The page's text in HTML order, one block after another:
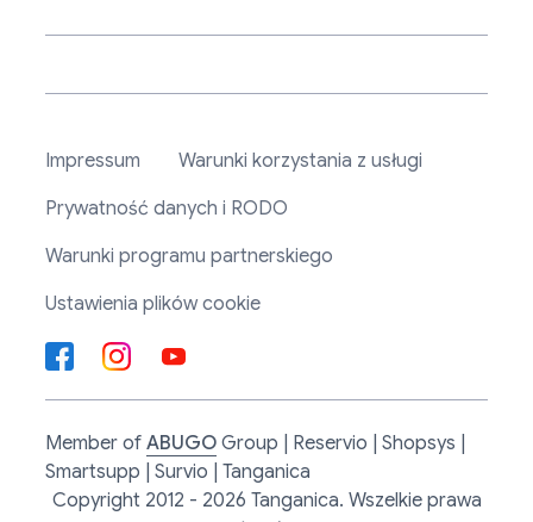
Impressum
Warunki korzystania z usługi
Prywatność danych i RODO
Warunki programu partnerskiego
Ustawienia plików cookie
Member of ABUGO Group | Reservio | Shopsys |
Smartsupp | Survio | Tanganica
Copyright 2012 - 2026 Tanganica. Wszelkie prawa